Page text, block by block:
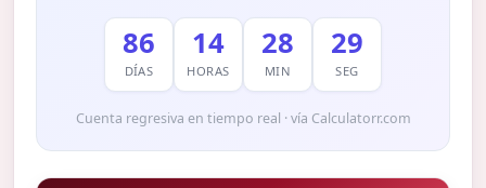
86
DÍAS
14
HORAS
28
MIN
28
SEG
Cuenta regresiva en tiempo real · vía Calculatorr.com